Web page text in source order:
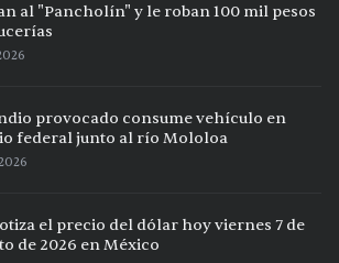
al "Pancholín" y le roban 100 mil pesos
provocado consume vehículo en
federal junto al río Mololoa
el precio del dólar hoy viernes 7 de
de 2026 en México